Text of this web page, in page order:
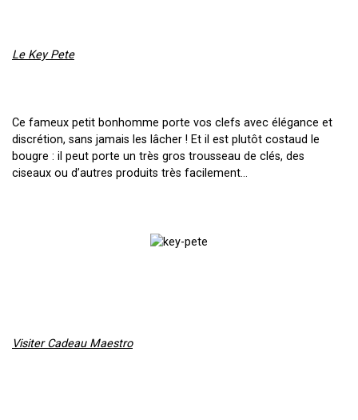
Le Key Pete
Ce fameux petit bonhomme porte vos clefs avec élégance et
discrétion, sans jamais les lâcher ! Et il est plutôt costaud le
bougre : il peut porte un très gros trousseau de clés, des
ciseaux ou d’autres produits très facilement…
Visiter Cadeau Maestro